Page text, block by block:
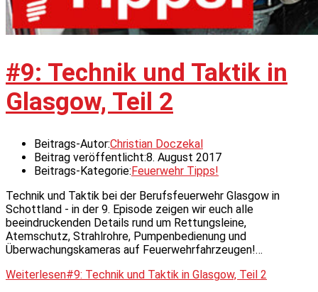
#9: Technik und Taktik in
Glasgow, Teil 2
Beitrags-Autor:Christian Doczekal
Beitrag veröffentlicht:8. August 2017
Beitrags-Kategorie: Feuerwehr Tipps!
Technik und Taktik bei der Berufsfeuerwehr Glasgow in
Schottland - in der 9. Episode zeigen wir euch alle
beeindruckenden Details rund um Rettungsleine,
Atemschutz, Strahlrohre, Pumpenbedienung und
Überwachungskameras auf Feuerwehrfahrzeugen!…
Weiterlesen#9: Technik und Taktik in Glasgow, Teil 2